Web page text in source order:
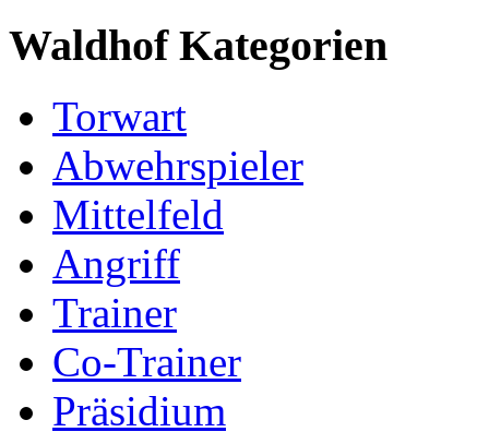
Waldhof Kategorien
Torwart
Abwehrspieler
Mittelfeld
Angriff
Trainer
Co-Trainer
Präsidium